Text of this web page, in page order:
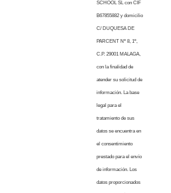
SCHOOL SL con CIF
B67855882 y domicilio
C/ DUQUESA DE
PARCENT Nº 8, 1º,
C.P. 29001 MALAGA,
con la finalidad de
atender su solicitud de
información. La base
legal para el
tratamiento de sus
datos se encuentra en
el consentimiento
prestado para el envío
de información. Los
datos proporcionados